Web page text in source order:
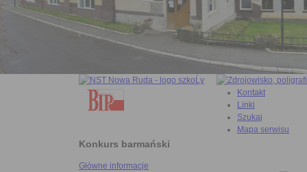
Konkurs barmański
Główne informacje
Kontakt
Linki
Szukaj
Mapa serwisu